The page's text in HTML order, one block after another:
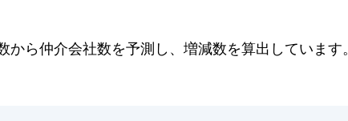
から仲介会社数を予測し、増減数を算出していま